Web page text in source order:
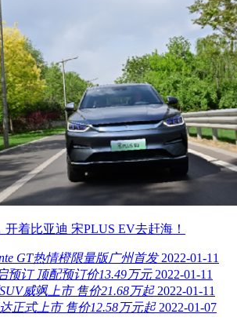
开着比亚迪 宋PLUS EV去赶海！
GT热情橙限量版广州首发 2022-01-11
预订 顶配预订价13.49万元 2022-01-11
威飒上市 售价21.68万起 2022-01-11
正式上市 售价12.58万元起 2022-01-07